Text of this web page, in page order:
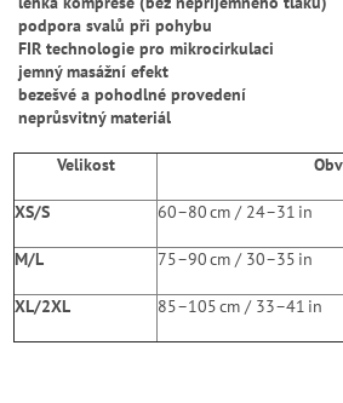
podpora svalů při pohybu
FIR technologie pro mikrocirkulaci
jemný masážní efekt
bezešvé a pohodlné provedení
neprůsvitný materiál
Velikost
XS/S 60–80 cm / 24–31 in
M/L 75–90 cm / 30–35 in
XL/2XL 85–105 cm / 33–41 in